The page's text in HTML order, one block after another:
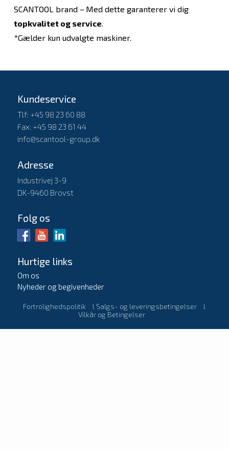
SCANTOOL brand – Med dette garanterer vi dig
topkvalitet og service
*Gælder kun udvalgte maskiner.
Kundeservice
Tlf: +45 98 23 60 88
Fax: +45 98 23 61 44
info@scantool-group.dk
Adresse
Industrivej 3-9
DK-9460 Brovst
Følg os
Hurtige links
Om os
Nyheder og begivenheder
Fortrolighedspolitik l Salgs- og leveringsbetingelser
l
Vilkår og Betingelser